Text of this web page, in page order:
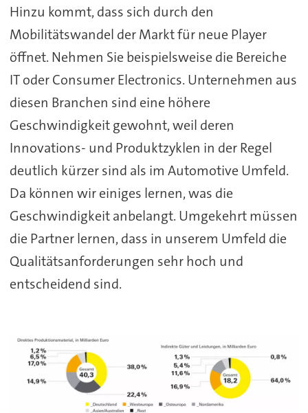
Hinzu kommt, dass sich durch den
Mobilitätswandel der Markt für neue Player
öffnet. Nehmen Sie beispielsweise die Bereiche
IT oder Consumer Electronics. Unternehmen aus
diesen Branchen sind eine höhere
Geschwindigkeit gewohnt, weil deren
Innovations- und Produktzyklen in der Regel
deutlich kürzer sind als im Automotive Umfeld.
Da können wir einiges lernen, was die
Geschwindigkeit anbelangt. Umgekehrt müssen
die Partner lernen, dass in unserem Umfeld die
Qualitätsanforderungen sehr hoch und
entscheidend sind.